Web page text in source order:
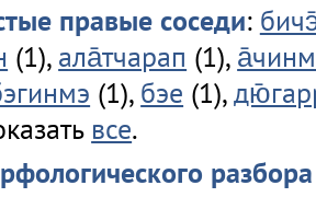
правые соседи:
(1), ала̄тчарап (1),
(1), бэе (1),
все.
разбора